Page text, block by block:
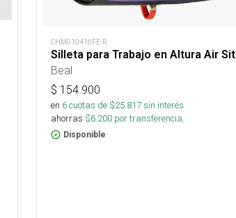
CHM010416FE-R
Silleta para Trabajo en Altura Air Sit
Beal
$ 154.900
en 6cuotas de $25.817sin interés
ahorras $6.200 por transferencia.
Disponible